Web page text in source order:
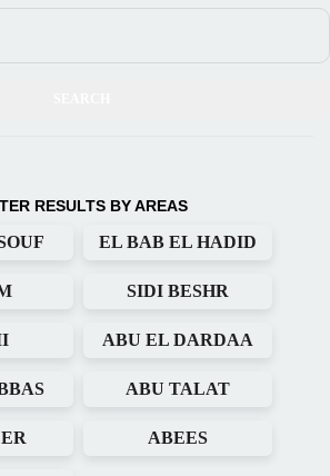
RESULTS BY AREAS
EL BAB EL HADID
SIDI BESHR
ABU EL DARDAA
ABU TALAT
ABEES